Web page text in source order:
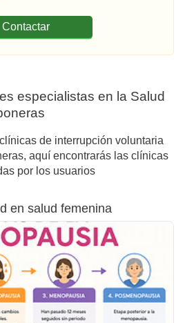
Contactar
especialistas en la Salud
de interrupción voluntaria
aquí encontrarás las clínicas
por los usuarios
en salud femenina